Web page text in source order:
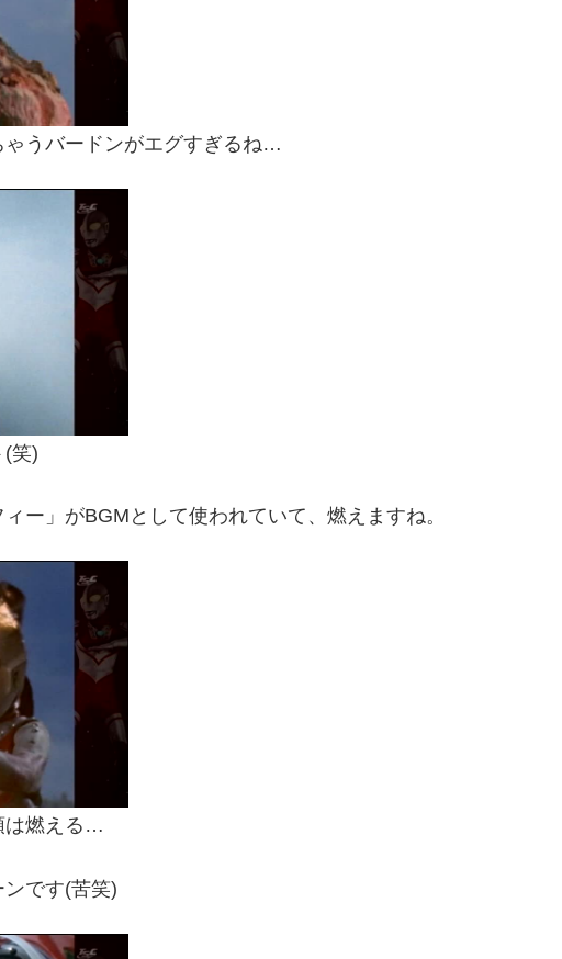
うバードンがエグすぎるね…
(笑)
ー」がBGMとして使われていて、燃えますね。
は燃える…
です(苦笑)